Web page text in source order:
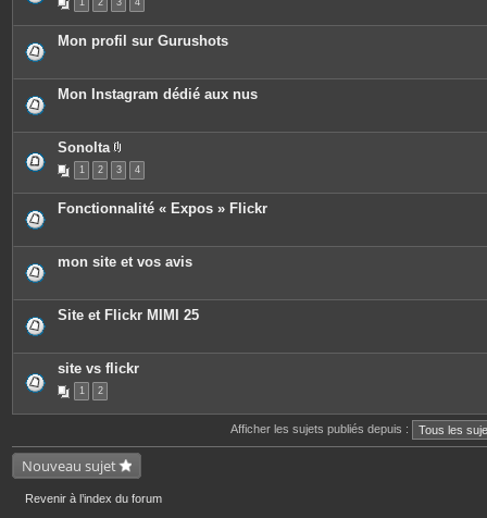
o
i
e
s
1 2 3 4
Mon profil sur Gurushots
Mon Instagram dédié aux nus
Sonolta
P
i
c
e
o
i
e
s
1 2 3 4
Fonctionnalité « Expos » Flickr
mon site et vos avis
Site et Flickr MIMI 25
site vs flickr
1 2
Afficher les sujets publiés depuis :
Nouveau sujet
Revenir à l’index du forum